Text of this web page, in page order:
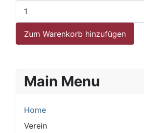
Main Menu
Home
Verein